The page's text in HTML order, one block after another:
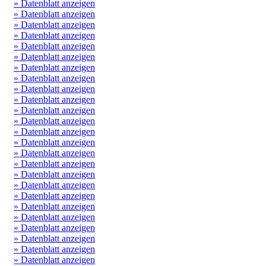
» Datenblatt anzeigen
» Datenblatt anzeigen
» Datenblatt anzeigen
» Datenblatt anzeigen
» Datenblatt anzeigen
» Datenblatt anzeigen
» Datenblatt anzeigen
» Datenblatt anzeigen
» Datenblatt anzeigen
» Datenblatt anzeigen
» Datenblatt anzeigen
» Datenblatt anzeigen
» Datenblatt anzeigen
» Datenblatt anzeigen
» Datenblatt anzeigen
» Datenblatt anzeigen
» Datenblatt anzeigen
» Datenblatt anzeigen
» Datenblatt anzeigen
» Datenblatt anzeigen
» Datenblatt anzeigen
» Datenblatt anzeigen
» Datenblatt anzeigen
» Datenblatt anzeigen
» Datenblatt anzeigen